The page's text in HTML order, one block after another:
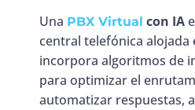
Una PBX Virtual con IA
central telefónica alojada
incorpora algoritmos de
para optimizar el
automatizar respuestas,